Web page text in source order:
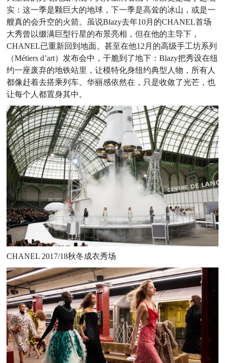
实：这一季是颗巨大的地球，下一季是高耸的冰山，或是一
艘真的会升空的火箭。虽说Blazy去年10月的CHANEL首场
大秀曾以缀满巨型行星的布景亮相，但在他的主导下，
CHANEL已重新回到地面。甚至在他12月的高级手工坊系列
（Métiersd’art）发布会中，干脆到了地下：Blazy把秀设在纽
约一座废弃的地铁站里，让模特化身纽约典型人物，所有人
都像赶着去搭乘列车。华丽感依然在，只是收敛了光芒，也
让每个人都置身其中。
CHANEL 2017/18秋冬成衣秀场